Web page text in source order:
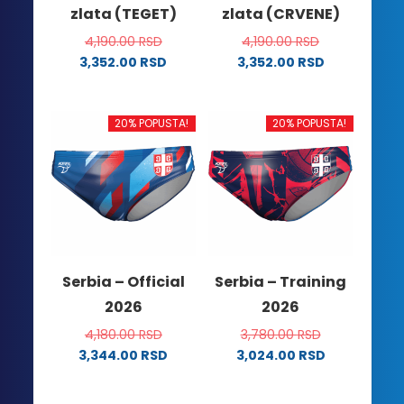
zlata (TEGET)
4,190.00RSD
3,352.00 RSD
ima
varijanti.
Opcije
mogu
biti
stranici
proizvoda.
zlata (CRVENE)
4,190.00RSD
3,352.00 RSD
ima
varijanti.
Opcije
mogu
biti
stranici
proizvoda.
20% POPUSTA!
Serbia – Official
2026
4,180.00RSD
3,344.00 RSD
20% POPUSTA!
Serbia – Training
2026
3,780.00RSD
3,024.00 RSD